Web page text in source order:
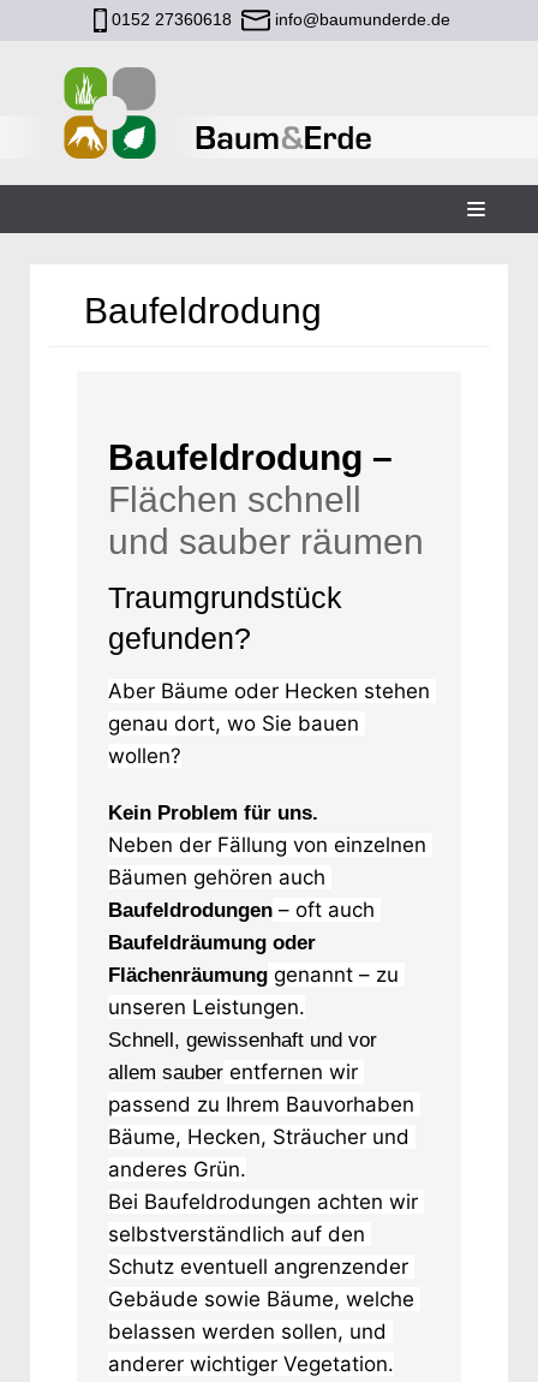
0152 27360618 info@baumunderde.de
Baufeldrodung
Baufeldrodung –
Flächen schnell
und sauber räumen
Traumgrundstück
gefunden?
Aber Bäume oder Hecken stehen
genau dort, wo Sie bauen
wollen?
Kein Problem für uns.
Neben der Fällung von einzelnen
Baufeldrodungen
Baufeldräumung oder
Flächenräumung genannt – zu
unseren Leistungen.
Schnell, gewissenhaft und vor
allem sauber entfernen wir
passend zu Ihrem Bauvorhaben
Bäume, Hecken, Sträucher und
anderes Grün.
Bei Baufeldrodungen achten wir
selbstverständlich auf den
Schutz eventuell angrenzender
Gebäude sowie Bäume, welche
belassen werden sollen, und
anderer wichtiger Vegetation.